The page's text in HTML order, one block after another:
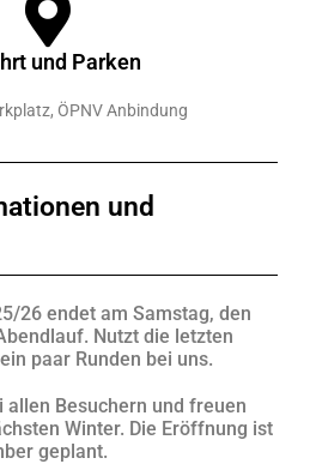
und Parken
ÖPNV Anbindung
und
26 endet am Samstag, den
Nutzt die letzten
paar Runden bei uns.
allen Besuchern und freuen
Winter. Die Eröffnung ist
geplant.